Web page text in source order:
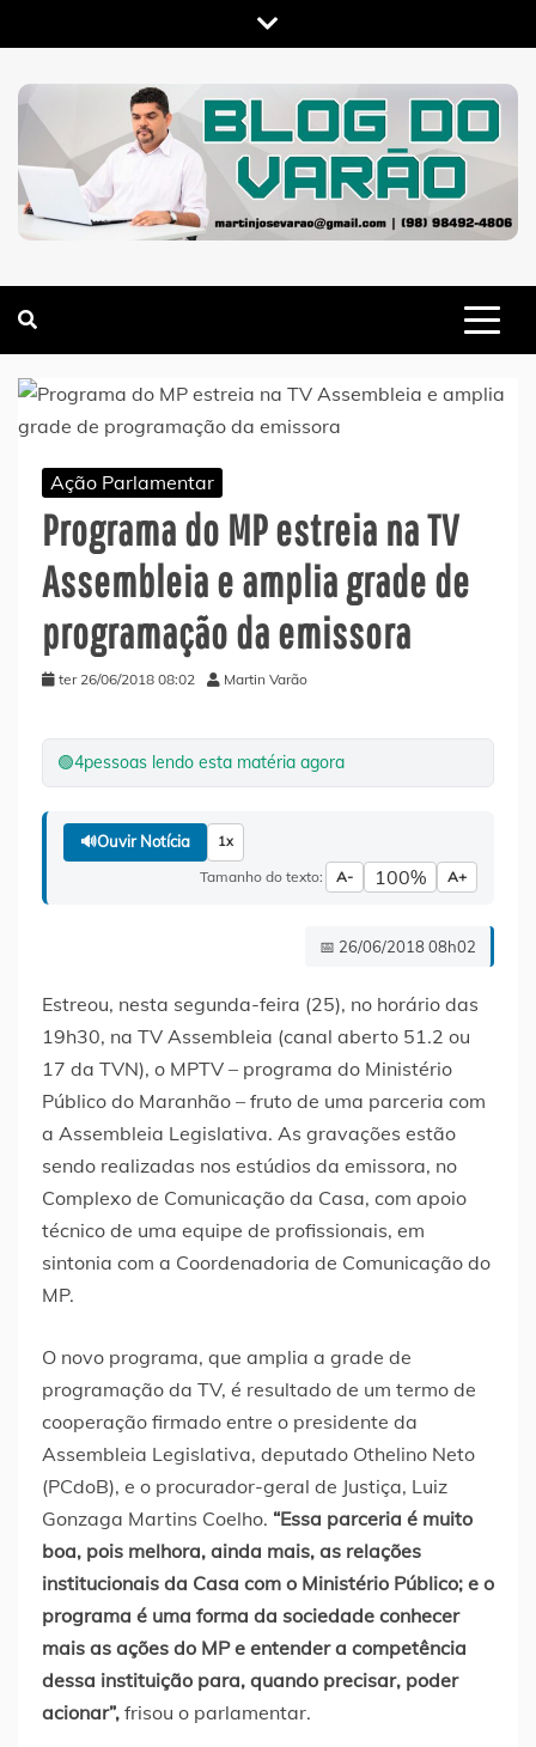
to
content
Ação Parlamentar
Programa do MP estreia na TV
Assembleia e amplia grade de
programação da emissora
ter 26/06/2018 08:02 Martin Varão
🟢4pessoas lendo esta matéria agora
🔊Ouvir Notícia 1x
Tamanho do texto: A- 100% A+
📅 26/06/2018 08h02
Estreou, nesta segunda-feira (25), no horário das
19h30, na TV Assembleia (canal aberto 51.2 ou
17 da TVN), o MPTV – programa do Ministério
Público do Maranhão – fruto de uma parceria com
a Assembleia Legislativa. As gravações estão
sendo realizadas nos estúdios da emissora, no
Complexo de Comunicação da Casa, com apoio
técnico de uma equipe de profissionais, em
sintonia com a Coordenadoria de Comunicação do
MP.
O novo programa, que amplia a grade de
programação da TV, é resultado de um termo de
cooperação firmado entre o presidente da
Assembleia Legislativa, deputado Othelino Neto
(PCdoB), e o procurador-geral de Justiça, Luiz
Gonzaga Martins Coelho. “Essa parceria é muito
boa, pois melhora, ainda mais, as relações
institucionais da Casa com o Ministério Público; e o
programa é uma forma da sociedade conhecer
mais as ações do MP e entender a competência
dessa instituição para, quando precisar, poder
acionar”, frisou o parlamentar.